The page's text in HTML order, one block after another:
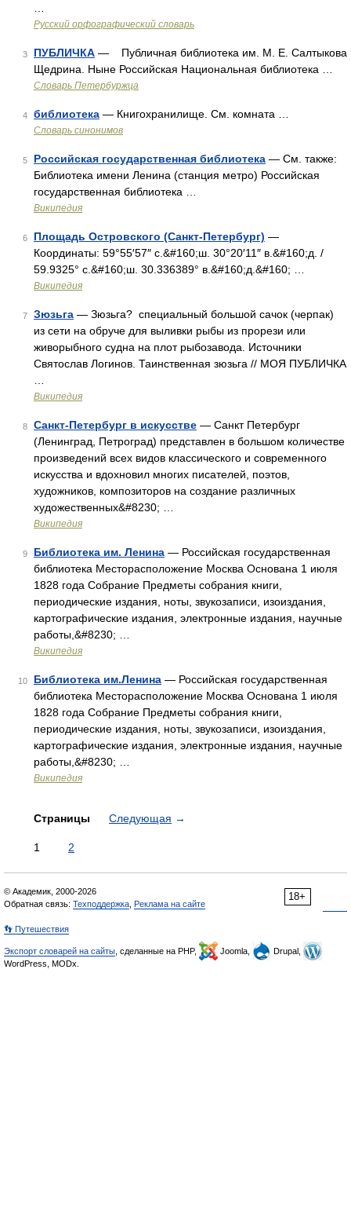
Русский орфографический словарь
3 ПУБЛИЧКА — Публичная библиотека им. М. Е. Салтыкова
Щедрина. Ныне Российская Национальная библиотека …
Словарь Петербуржца
4 библиотека — Книгохранилище. См. комната …
Словарь синонимов
5 Российская государственная библиотека — См. также:
Библиотека имени Ленина (станция метро) Российская
государственная библиотека …
Википедия
6 Площадь Островского (Санкт-Петербург) —
Координаты: 59°55′57″ с.&#160;ш. 30°20′11″ в.&#160;д. /
59.9325° с.&#160;ш. 30.336389° в.&#160;д.&#160; …
Википедия
7 Зюзьга — Зюзьга? специальный большой сачок (черпак)
из сети на обруче для выливки рыбы из прорези или
живорыбного судна на плот рыбозавода. Источники
Святослав Логинов. Таинственная зюзьга // МОЯ ПУБЛИЧКА
Википедия
8 Санкт-Петербург в искусстве — Санкт Петербург
(Ленинград, Петроград) представлен в большом количестве
произведений всех видов классического и современного
искусства и вдохновил многих писателей, поэтов,
художников, композиторов на создание различных
художественных&#8230; …
Википедия
9 Библиотека им. Ленина — Российская государственная
библиотека Месторасположение Москва Основана 1 июля
1828 года Собрание Предметы собрания книги,
периодические издания, ноты, звукозаписи, изоиздания,
картографические издания, электронные издания, научные
работы,&#8230; …
Википедия
10 Библиотека им.Ленина — Российская государственная
библиотека Месторасположение Москва Основана 1 июля
1828 года Собрание Предметы собрания книги,
периодические издания, ноты, звукозаписи, изоиздания,
картографические издания, электронные издания, научные
работы,&#8230; …
Википедия
Страницы Следующая →
1 2
18+
© Академик, 2000-2026
Обратная связь: Техподдержка Реклама на сайте
👣 Путешествия
Экспорт словарей на сайты , сделанные на PHP, Joomla,
Drupal,
WordPress, MODx.